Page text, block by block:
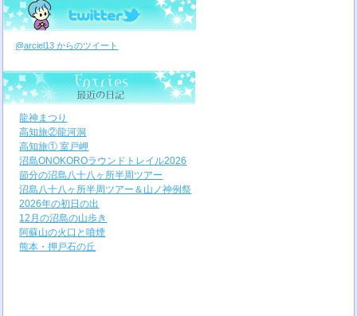
@arciel13 からのツイート
龍神まつり
高知旅②龍河洞
高知旅① 室戸岬
沼島ONOKOROラウンドトレイル2026
節分の沼島八十八ヶ所半周ツアー
沼島八十八ヶ所半周ツアー＆山ノ神例祭
2026年の初日の出
12月の沼島の山歩き
阿蘇山の火口と噴煙
熊本・押戸石の丘